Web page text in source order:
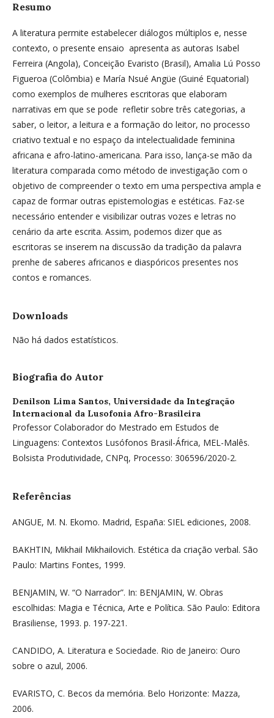
Resumo
A literatura permite estabelecer diálogos múltiplos e, nesse
contexto, o presente ensaio apresenta as autoras Isabel
Ferreira (Angola), Conceição Evaristo (Brasil), Amalia Lú Posso
Figueroa (Colômbia) e María Nsué Angüe (Guiné Equatorial)
como exemplos de mulheres escritoras que elaboram
narrativas em que se pode refletir sobre três categorias, a
saber, o leitor, a leitura e a formação do leitor, no processo
criativo textual e no espaço da intelectualidade feminina
africana e afro-latino-americana. Para isso, lança-se mão da
literatura comparada como método de investigação com o
objetivo de compreender o texto em uma perspectiva ampla e
capaz de formar outras epistemologias e estéticas. Faz-se
necessário entender e visibilizar outras vozes e letras no
cenário da arte escrita. Assim, podemos dizer que as
escritoras se inserem na discussão da tradição da palavra
prenhe de saberes africanos e diaspóricos presentes nos
contos e romances.
Downloads
Não há dados estatísticos.
Biografia do Autor
Denilson Lima Santos, Universidade da Integração
Internacional da Lusofonia Afro-Brasileira
Professor Colaborador do Mestrado em Estudos de
Linguagens: Contextos Lusófonos Brasil-África, MEL-Malês.
Bolsista Produtividade, CNPq, Processo: 306596/2020-2.
Referências
ANGUE, M. N. Ekomo. Madrid, España: SIEL ediciones, 2008.
BAKHTIN, Mikhail Mikhailovich. Estética da criação verbal. São
Paulo: Martins Fontes, 1999.
BENJAMIN, W. “O Narrador”. In: BENJAMIN, W. Obras
escolhidas: Magia e Técnica, Arte e Política. São Paulo: Editora
Brasiliense, 1993. p. 197-221.
CANDIDO, A. Literatura e Sociedade. Rio de Janeiro: Ouro
sobre o azul, 2006.
EVARISTO, C. Becos da memória. Belo Horizonte: Mazza,
2006.